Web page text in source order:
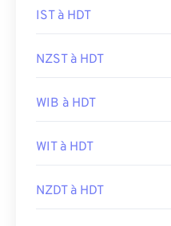
IST à HDT
NZST à HDT
WIB à HDT
WIT à HDT
NZDT à HDT